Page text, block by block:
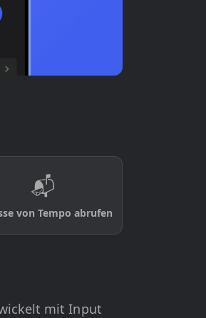
📬
von Tempo abrufen
mit Input